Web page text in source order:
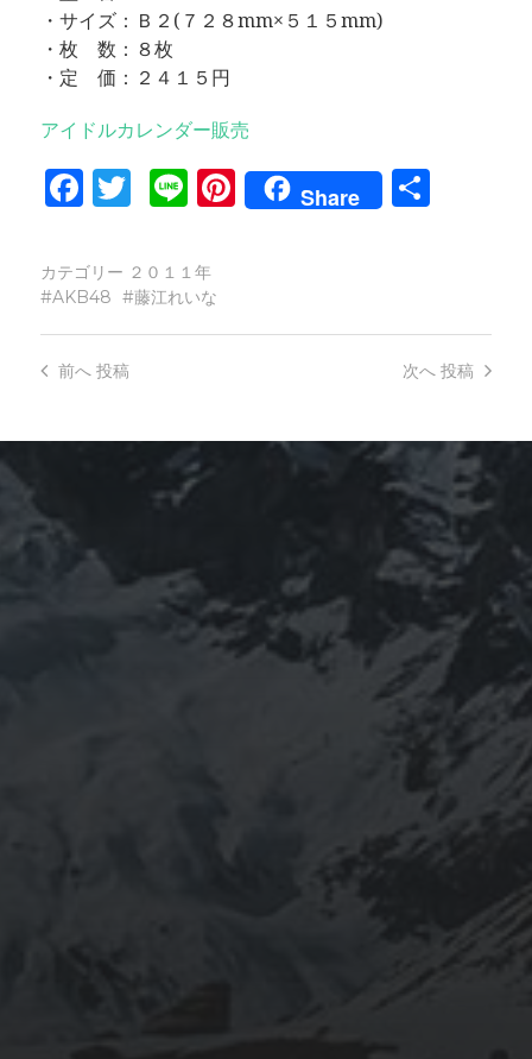
・サイズ：Ｂ２(７２８mm×５１５mm)
・枚 数：８枚
・定 価：２４１５円
アイドルカレンダー販売
Facebook
Twitter
LinePinterest
Share
共
カテゴリー ２０１１年
AKB48
藤江れいな
次へ 投稿
前へ投稿